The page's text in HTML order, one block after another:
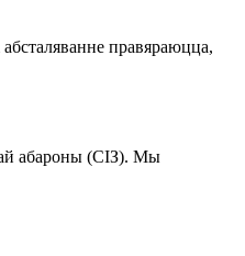
правяраюцца,
абароны (СІЗ). Мы